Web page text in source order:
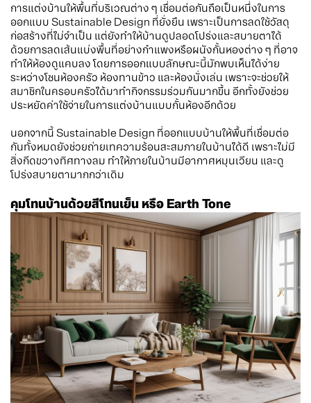
การแต่งบ้านให้พื้นที่บริเวณต่าง ๆ เชื่อมต่อกันถือเป็นหนึ่งในการ
ออกแบบ Sustainable Design ที่ยั่งยืน เพราะเป็นการลดใช้วัสดุ
ก่อสร้างที่ไม่จำเป็น แต่ยังทำให้บ้านดูปลอดโปร่งและสบายตาได้
ด้วยการลดเส้นแบ่งพื้นที่อย่างกำแพงหรือผนังกั้นหองต่าง ๆ ที่อาจ
ทำให้ห้องดูแคบลง โดยการออกแบบลักษณะนี้มักพบเห็นได้ง่าย
ระหว่างโซนห้องครัว ห้องทานข้าว และห้องนั่งเล่น เพราะจะช่วยให้
สมาชิกในครอบครัวได้มาทำกิจกรรมร่วมกันมากขึ้น อีกทั้งยังช่วย
ประหยัดค่าใช้จ่ายในการแต่งบ้านแบบกั้นห้องอีกด้วย
นอกจากนี้ Sustainable Design ที่ออกแบบบ้านให้พื้นที่เชื่อมต่อ
กันทั้งหมดยังช่วยถ่ายเทความร้อนสะสมภายในบ้านได้ดี เพราะไม่มี
สิ่งกีดขวางทิศทางลม ทำให้ภายในบ้านมีอากาศหมุนเวียน และดู
โปร่งสบายตามากกว่าเดิม
คุมโทนบ้านด้วยสีโทนเย็น หรือ Earth Tone